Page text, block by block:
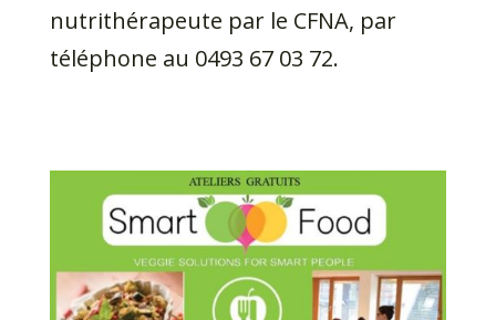
nutrithérapeute par le CFNA, par
téléphone au 0493 67 03 72.